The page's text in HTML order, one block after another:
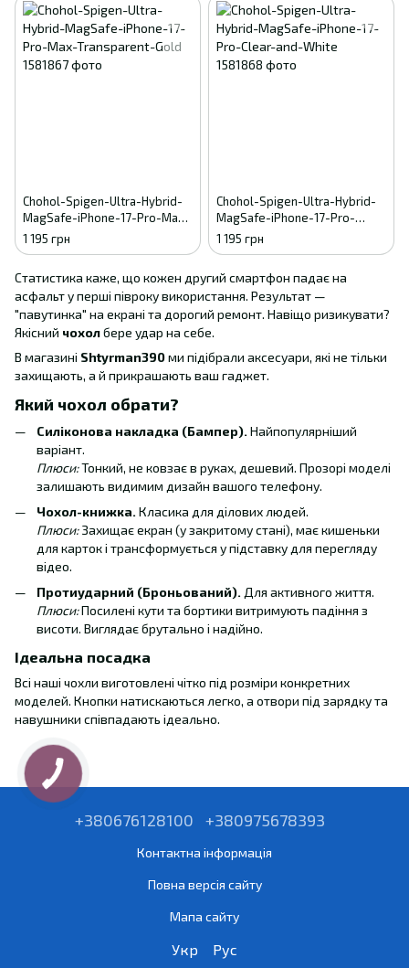
Chohol-Spigen-Ultra-Hybrid-
MagSafe-iPhone-17-Pro-Max-
Transparent-Gold
1 195 грн
Chohol-Spigen-Ultra-Hybrid-
MagSafe-iPhone-17-Pro-
Clear-and-White
1 195 грн
Статистика каже, що кожен другий смартфон падає на
асфальт у перші півроку використання. Результат —
"павутинка" на екрані та дорогий ремонт. Навіщо ризикувати?
Якісний чохолбере удар на себе.
В магазині Shtyrman390ми підібрали аксесуари, які не тільки
захищають, а й прикрашають ваш гаджет.
Який чохол обрати?
Силіконова накладка (Бампер). Найпопулярніший
варіант.
Плюси:Тонкий, не ковзає в руках, дешевий. Прозорі моделі
залишають видимим дизайн вашого телефону.
Чохол-книжка. Класика для ділових людей.
Плюси:Захищає екран (у закритому стані), має кишеньки
для карток і трансформується у підставку для перегляду
відео.
Протиударний (Броньований). Для активного життя.
Плюси:Посилені кути та бортики витримують падіння з
висоти. Виглядає брутально і надійно.
Ідеальна посадка
Всі наші чохли виготовлені чітко під розміри конкретних
моделей. Кнопки натискаються легко, а отвори під зарядку та
навушники співпадають ідеально.
+380676128100 +380975678393
Контактна інформація
Повна версія сайту
Мапа сайту
Укр Рус